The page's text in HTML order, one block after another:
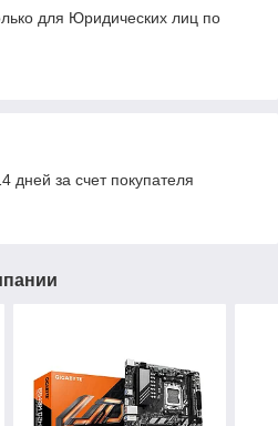
для Юридических лиц по
дней за счет покупателя